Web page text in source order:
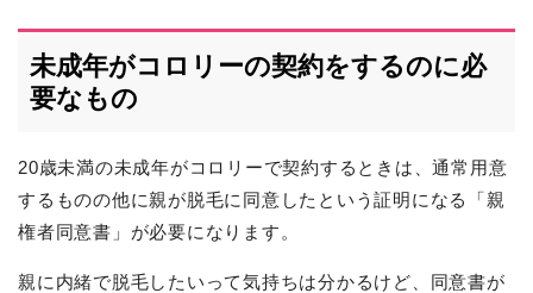
未成年がコロリーの契約をするのに必
要なもの
20歳未満の未成年がコロリーで契約するときは、通常用意
するものの他に親が脱毛に同意したという証明になる「親
権者同意書」が必要になります。
親に内緒で脱毛したいって気持ちは分かるけど、同意書が